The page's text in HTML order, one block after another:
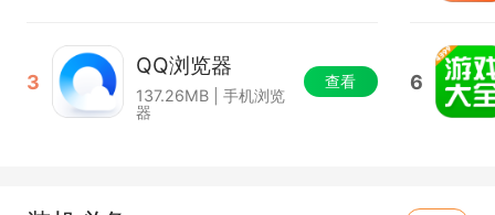
3
QQ浏览器
137.26MB | 手机浏览
器
查看 6